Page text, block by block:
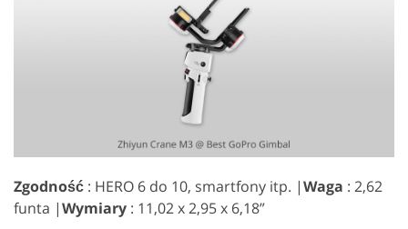
Zgodność : HERO 6 do 10, smartfony itp. |Waga : 2,62
funta |Wymiary : 11,02 x 2,95 x 6,18”